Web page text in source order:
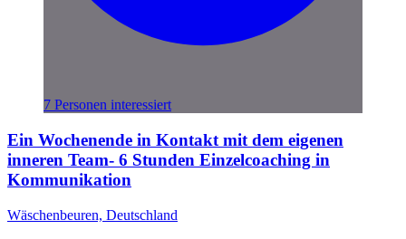
7 Personen interessiert
Ein Wochenende in Kontakt mit dem eigenen
inneren Team- 6 Stunden Einzelcoaching in
Kommunikation
Wäschenbeuren, Deutschland